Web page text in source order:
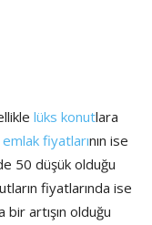
lüks konutlara
emlak fiyatlarının ise
50 düşük olduğu
fiyatlarında ise
artışın olduğu